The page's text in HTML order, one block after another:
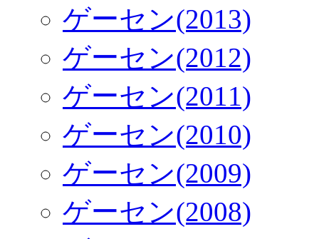
ゲーセン(2013)
ゲーセン(2012)
ゲーセン(2011)
ゲーセン(2010)
ゲーセン(2009)
ゲーセン(2008)